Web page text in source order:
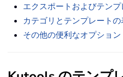
エクスポートおよびテン
カテゴリとテンプレート
その他の便利なオプション